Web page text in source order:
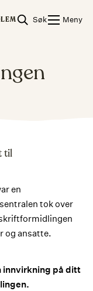
Søk Meny
til
en
tok over
og ansatte.
innvirkning på ditt